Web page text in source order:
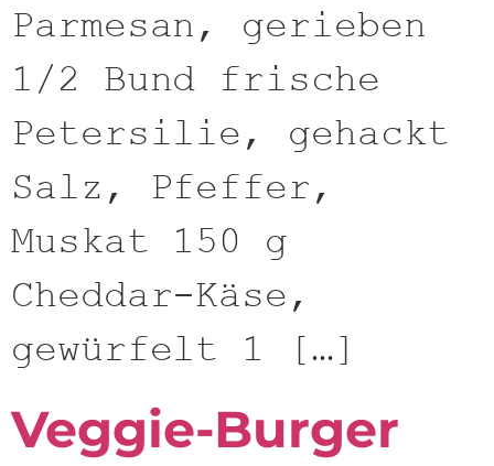
Parmesan, gerieben
1/2 Bund frische
Petersilie, gehackt
Salz, Pfeffer,
Muskat 150 g
Cheddar-Käse,
gewürfelt 1 […]
Veggie-Burger